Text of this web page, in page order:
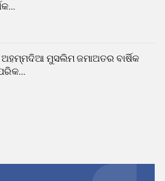
ଅହମ୍ମଦିଆ ମୁସଲିମ ଜମାଅତର ବାର୍ଷିକ